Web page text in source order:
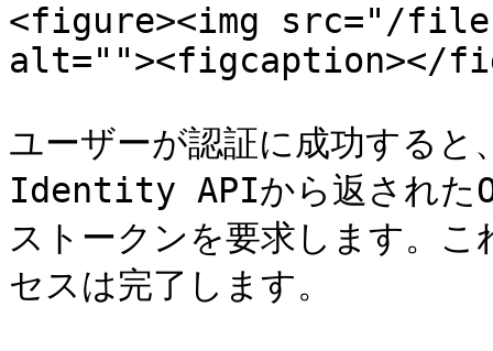
<figure><img src="/
alt=""><figcaption></
ユーザーが認証に成功する
Identity APIから返された
ストークンを要求します。
セスは完了します。